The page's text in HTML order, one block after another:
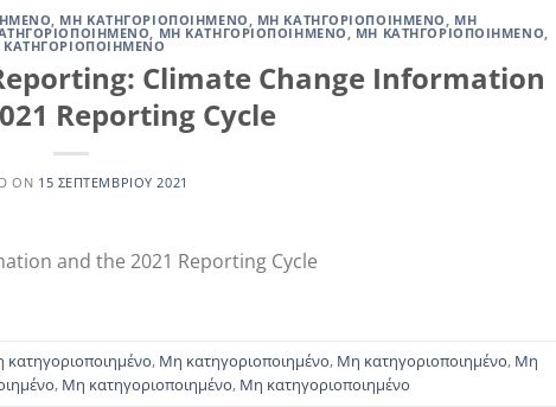
, ΜΗ ΚΑΤΗΓΟΡΙΟΠΟΙΗΜΈΝΟ, ΜΗ ΚΑΤΗΓΟΡΙΟΠΟΙΗΜΈΝΟ, ΜΗ
, ΜΗ ΚΑΤΗΓΟΡΙΟΠΟΙΗΜΈΝΟ, ΜΗ ΚΑΤΗΓΟΡΙΟΠΟΙΗΜΈΝΟ,
Climate Change Information
Reporting Cycle
ON 15 ΣΕΠΤΕΜΒΡΊΟΥ 2021
and the 2021 Reporting Cycle
κατηγοριοποιημένο, Μη κατηγοριοποιημένο, Μη κατηγοριοποιημένο, Μη
, Μη κατηγοριοποιημένο, Μη κατηγοριοποιημένο